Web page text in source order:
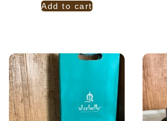
Add to cart